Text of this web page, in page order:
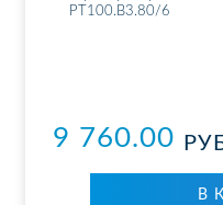
РТ100.В3.80/6
9 760.00
В